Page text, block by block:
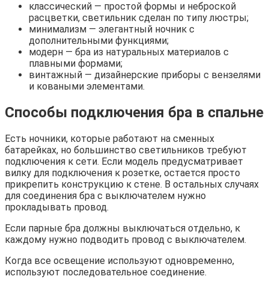
классический — простой формы и неброской
расцветки, светильник сделан по типу люстры;
минимализм — элегантный ночник с
дополнительными функциями;
модерн — бра из натуральных материалов с
плавными формами;
винтажный — дизайнерские приборы с вензелями
и коваными элементами.
Способы подключения бра в спальне
Есть ночники, которые работают на сменных
батарейках, но большинство светильников требуют
подключения к сети. Если модель предусматривает
вилку для подключения к розетке, остается просто
прикрепить конструкцию к стене. В остальных случаях
для соединения бра с выключателем нужно
прокладывать провод.
Если парные бра должны выключаться отдельно, к
каждому нужно подводить провод с выключателем.
Когда все освещение используют одновременно,
используют последовательное соединение.